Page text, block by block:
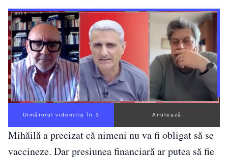
Următorul videoclip în 3 Anulează
Mihăilă a precizat că nimeni nu va fi obligat să se
vaccineze. Dar presiunea financiară ar putea să fie